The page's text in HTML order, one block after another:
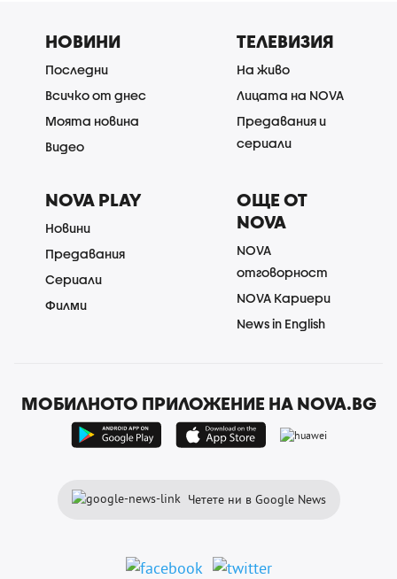
НОВИНИ
Последни
Всичко от днес
Моята новина
Видео
ТЕЛЕВИЗИЯ
На живо
Лицата на NOVA
Предавания и
сериали
NOVA PLAY
Новини
Предавания
Сериали
Филми
ОЩЕ ОТ
NOVA
NOVA
отговорност
NOVA Кариери
News in English
МОБИЛНОТО ПРИЛОЖЕНИЕ НА NOVA.BG
Четете ни в Google News